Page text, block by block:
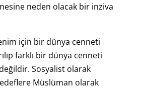
neden olacak bir inziva
için bir dünya cenneti
farklı bir dünya cenneti
değildir. Sosyalist olarak
Müslüman olarak